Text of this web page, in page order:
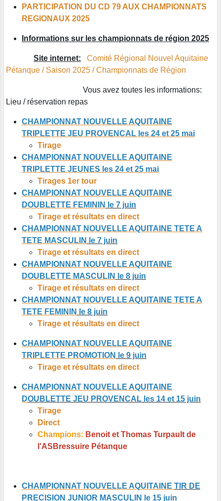
PARTICIPATION DU CD 79 AUX CHAMPIONNATS
REGIONAUX 2025
Informations sur les championnats de région 2025
Site internet:
Comité Régional Nouvel Aquitaine
Pétanque / Saison 2025 / Championnats de Région
Vous avez toutes les informations:
Lieu / réservation repas
CHAMPIONNAT NOUVELLE AQUITAINE
TRIPLETTE JEU PROVENCAL les 24 et 25 mai
Tirage
CHAMPIONNAT NOUVELLE AQUITAINE
TRIPLETTE JEUNES les 24 et 25 mai
Tirages 1er tour
CHAMPIONNAT NOUVELLE AQUITAINE
DOUBLETTE FEMININ
le 7 juin
Tirage et résultats en direct
CHAMPIONNAT NOUVELLE AQUITAINE TETE A
TETE MASCULIN
le 7 juin
Tirage et résultats en direct
CHAMPIONNAT NOUVELLE AQUITAINE
DOUBLETTE MASCULIN
le 8 juin
Tirage et résultats en direct
CHAMPIONNAT NOUVELLE AQUITAINE TETE A
TETE FEMININ
le 8 juin
Tirage et résultats en direct
CHAMPIONNAT NOUVELLE AQUITAINE
TRIPLETTE PROMOTION
le 9 juin
Tirage et résultats en direct
CHAMPIONNAT NOUVELLE AQUITAINE
DOUBLETTE JEU PROVENCAL les 14 et 15 juin
Tirage
Direct
Champions: Benoit et Thomas Turpault de
l'ASBressuire Pétanque
CHAMPIONNAT NOUVELLE AQUITAINE TIR DE
PRECISION JUNIOR MASCULIN le 15 juin